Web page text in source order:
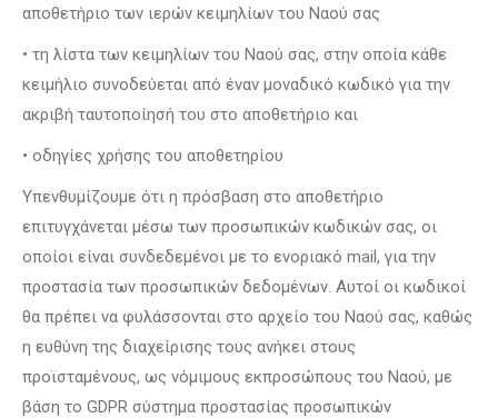
αποθετήριο των ιερών κειμηλίων του Ναού σας
• τη λίστα των κειμηλίων του Ναού σας, στην οποία κάθε
κειμήλιο συνοδεύεται από έναν μοναδικό κωδικό για την
ακριβή ταυτοποίησή του στο αποθετήριο και
• οδηγίες χρήσης του αποθετηρίου
Υπενθυμίζουμε ότι η πρόσβαση στο αποθετήριο
επιτυγχάνεται μέσω των προσωπικών κωδικών σας, οι
οποίοι είναι συνδεδεμένοι με το ενοριακό mail, για την
προστασία των προσωπικών δεδομένων. Αυτοί οι κωδικοί
θα πρέπει να φυλάσσονται στο αρχείο του Ναού σας, καθώς
η ευθύνη της διαχείρισης τους ανήκει στους
προϊσταμένους, ως νόμιμους εκπροσώπους του Ναού, με
βάση το GDPR σύστημα προστασίας προσωπικών